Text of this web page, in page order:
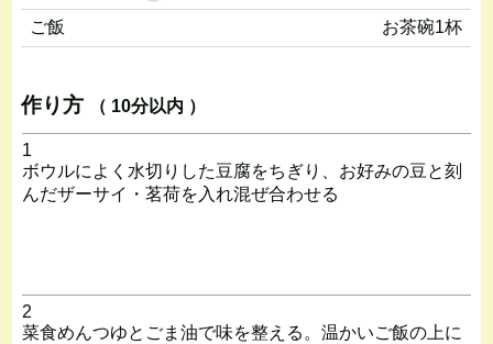
ご飯 お茶碗1杯
作り方 （ 10分以内 ）
1
ボウルによく水切りした豆腐をちぎり、お好みの豆と刻
んだザーサイ・茗荷を入れ混ぜ合わせる
2
菜食めんつゆとごま油で味を整える。温かいご飯の上に